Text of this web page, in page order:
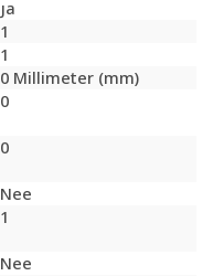
Ja
1
1
0 Millimeter (mm)
0
0
Nee
1
Nee